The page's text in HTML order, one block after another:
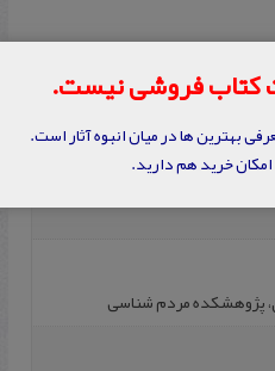
پ‍ژوه‍ش‍ک‍ده‌ م‍ردم‌ ش‍ن‍اس‍ی‌
کتاب فروشی نیست.
بهترین ها در میان انبوه آثار است.
خرید هم دارید.